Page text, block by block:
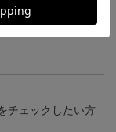
を着て試合を応援
チェックしたい方